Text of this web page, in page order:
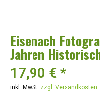
Eisenach
Jahren
17,90 € *
inkl. MwSt. zzgl. Versandkosten